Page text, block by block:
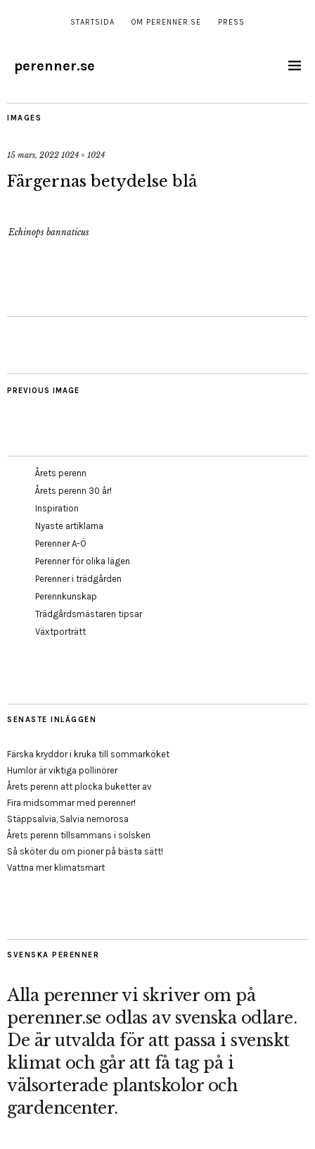
STARTSIDA OM PERENNER.SE PRESS
perenner.se
IMAGES
15 mars, 2022 1024 × 1024
Färgernas betydelse blå
Echinops bannaticus
PREVIOUS IMAGE
Årets perenn
Årets perenn 30 år!
Inspiration
Nyaste artiklarna
Perenner A-Ö
Perenner för olika lägen
Perenner i trädgården
Perennkunskap
Trädgårdsmästaren tipsar
Växtporträtt
SENASTE INLÄGGEN
Färska kryddor i kruka till sommarköket
Humlor är viktiga pollinörer
Årets perenn att plocka buketter av
Fira midsommar med perenner!
Stäppsalvia, Salvia nemorosa
Årets perenn tillsammans i solsken
Så sköter du om pioner på bästa sätt!
Vattna mer klimatsmart
SVENSKA PERENNER
Alla perenner vi skriver om på
perenner.se odlas av svenska odlare.
De är utvalda för att passa i svenskt
klimat och går att få tag på i
välsorterade plantskolor och
gardencenter.